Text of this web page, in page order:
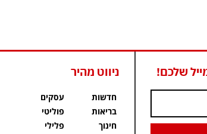
שלכם! ניווט מהיר
חדשות
בריאות
חינוך
עסקים
פוליטי
פלילי